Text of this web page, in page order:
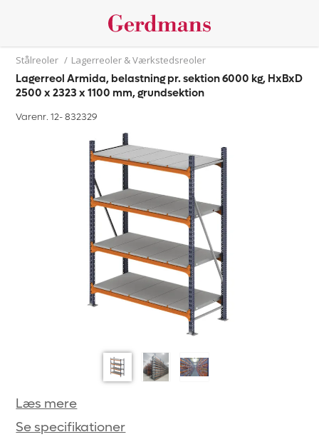
Stålreoler / Lagerreoler & Værkstedsreoler
Lagerreol Armida, belastning pr. sektion 6000 kg, HxBxD
2500 x 2323 x 1100 mm, grundsektion
Varenr. 12-832329
Læs mere
Se specifikationer